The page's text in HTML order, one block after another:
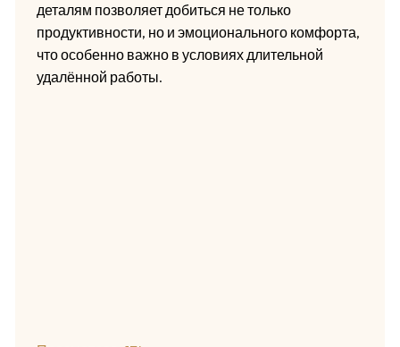
деталям позволяет добиться не только
продуктивности, но и эмоционального комфорта,
что особенно важно в условиях длительной
удалённой работы.